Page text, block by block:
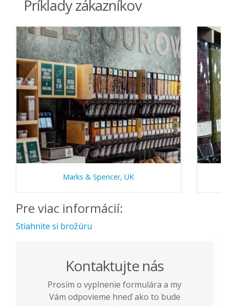
Príklady zákazníkov
Marks & Spencer, UK
Pre viac informácií:
Stiahnite si brožúru
Kontaktujte nás
Prosím o vyplnenie formulára a my
Vám odpovieme hneď ako to bude